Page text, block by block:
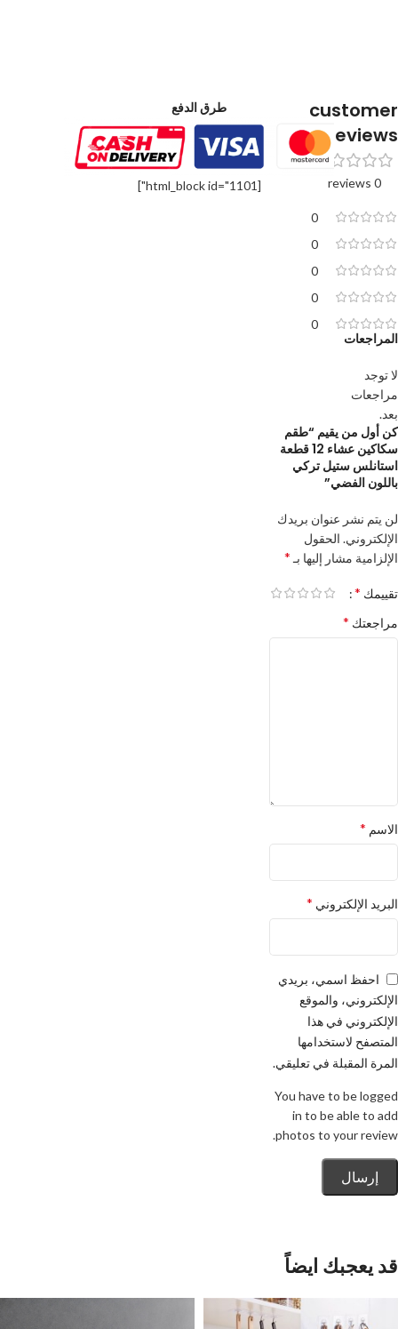
customer
reviews
0 reviews
0
0
0
0
0
المراجعات
لا توجد
مراجعات
بعد.
كن أول من يقيم “طقم
سكاكين عشاء 12 قطعة
استانلس ستيل تركي
باللون الفضي”
لن يتم نشر عنوان بريدك
الإلكتروني. الحقول
الإلزامية مشار إليها بـ *
تقييمك *
مراجعتك *
الاسم *
البريد الإلكتروني *
احفظ اسمي، بريدي
الإلكتروني، والموقع
الإلكتروني في هذا
المتصفح لاستخدامها
المرة المقبلة في تعليقي.
You have to be logged
in to be able to add
photos to your review.
طرق الدفع
[html_block id="1101"]
قد يعجبك ايضاً